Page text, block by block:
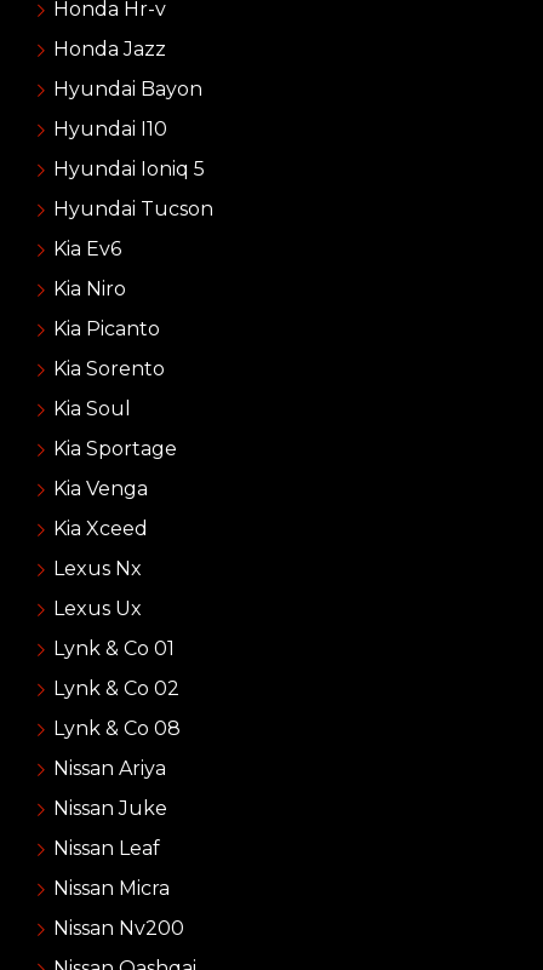
Honda Hr-v
Honda Jazz
Hyundai Bayon
Hyundai I10
Hyundai Ioniq 5
Hyundai Tucson
Kia Ev6
Kia Niro
Kia Picanto
Kia Sorento
Kia Soul
Kia Sportage
Kia Venga
Kia Xceed
Lexus Nx
Lexus Ux
Lynk & Co 01
Lynk & Co 02
Lynk & Co 08
Nissan Ariya
Nissan Juke
Nissan Leaf
Nissan Micra
Nissan Nv200